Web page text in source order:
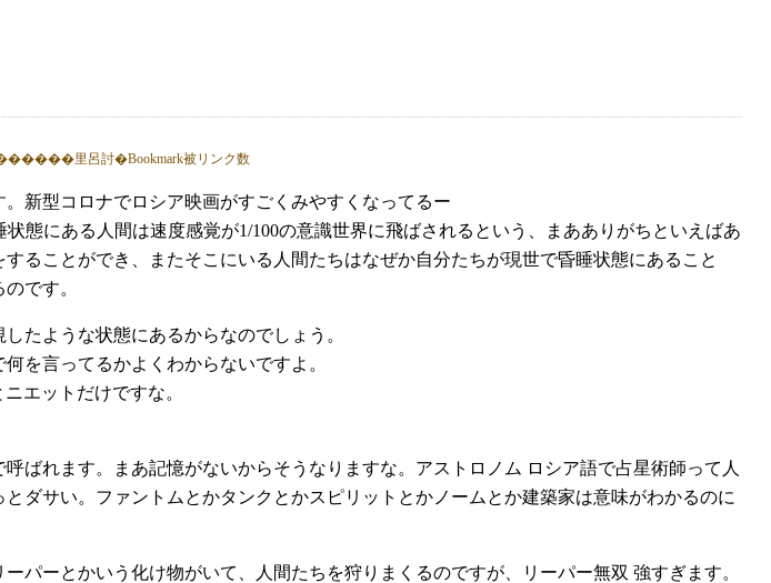
新型コロナでロシア映画がすごくみやすくなってるー
態にある人間は速度感覚が1/100の意識世界に飛ばされるという、まあありがちといえばあ
ることができ、またそこにいる人間たちはなぜか自分たちが現世で昏睡状態にあること
です。
たような状態にあるからなのでしょう。
を言ってるかよくわからないですよ。
エットだけですな。
ばれます。まあ記憶がないからそうなりますな。アストロノム ロシア語で占星術師って人
ダサい。ファントムとかタンクとかスピリットとかノームとか建築家は意味がわかるのに
パーとかいう化け物がいて、人間たちを狩りまくるのですが、リーパー無双 強すぎます。